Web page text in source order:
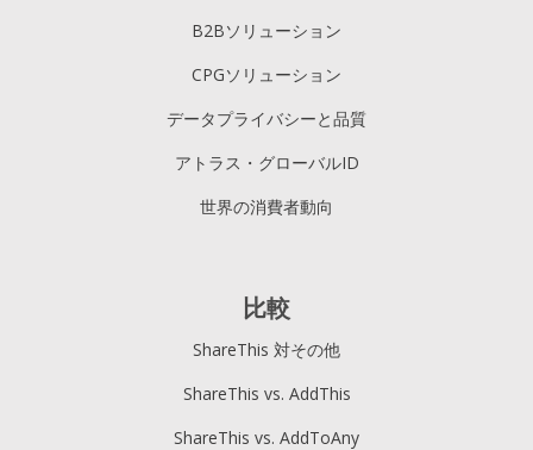
B2Bソリューション
CPGソリューション
データプライバシーと品質
アトラス・グローバルID
世界の消費者動向
比較
ShareThis 対その他
ShareThis vs. AddThis
ShareThis vs. AddToAny